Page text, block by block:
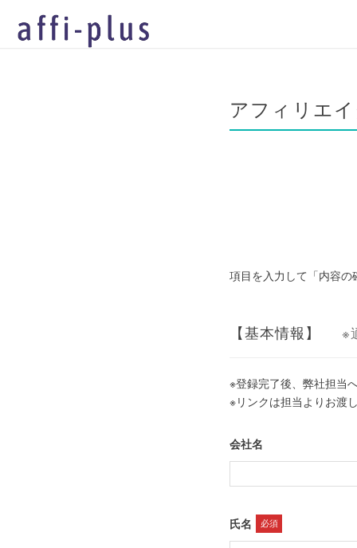
アフィリエ
項目を入力して「内容の
【基本情報】 ※
※登録完了後、弊社担当
※リンクは担当よりお渡
会社名
氏名 必須